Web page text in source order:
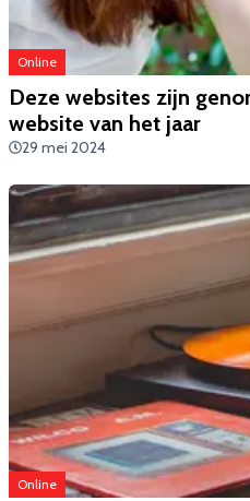
Online
Deze websites zijn
website van het jaar
29 mei 2024
Online